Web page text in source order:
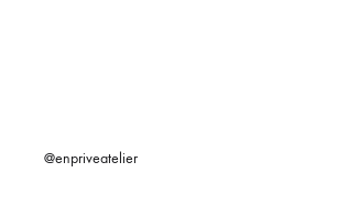
@enpriveatelier